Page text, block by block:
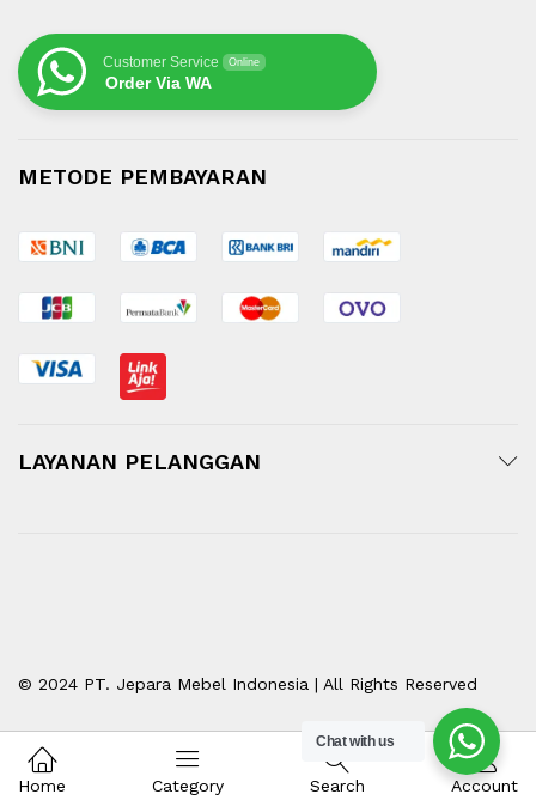
Customer Service Online
Order Via WA
METODE PEMBAYARAN
LAYANAN PELANGGAN
© 2024 PT. Jepara Mebel Indonesia | All Rights Reserved
Chat with us
Home Category Search Account